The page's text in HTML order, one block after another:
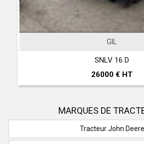
GIL
SNLV 16 D
26000 € HT
MARQUES DE
Tracteur John Deere